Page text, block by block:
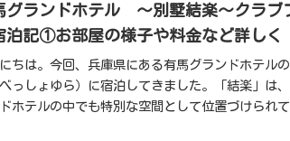
グランドホテル 〜別墅結楽〜クラブ
泊記①お部屋の様子や料金など詳しく
ちは。今回、兵庫県にある有馬グランドホテル
っしょゆら）に宿泊してきました。「結楽」は
ホテルの中でも特別な空間として位置づけられ